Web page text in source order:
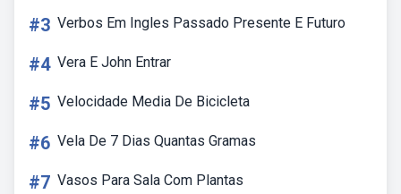
#3 Verbos Em Ingles Passado Presente E Futuro
#4 Vera E John Entrar
#5 Velocidade Media De Bicicleta
#6 Vela De 7 Dias Quantas Gramas
#7 Vasos Para Sala Com Plantas